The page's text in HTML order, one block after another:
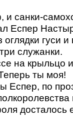
и санки-
Еспер
гуси
служанки.
на крыльцо
ты моя!
Еспер, по
досталось